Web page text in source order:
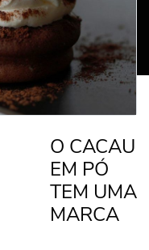
O CACAU
EM PÓ
TEM UMA
MARCA